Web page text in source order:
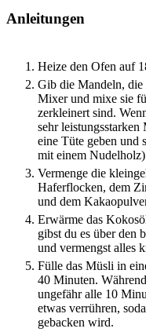
Anleitungen
Heize den Ofen auf
Gib die Mandeln, die
Mixer und mixe sie
zerkleinert sind.
sehr
eine Tüte geben und
mit einem
Vermenge die
Haferflocken, dem
und dem
Erwärme das
gibst du es über den
und vermengst alles
Fülle das Müsli in
40 Minuten.
ungefähr alle 10
etwas verrühren,
gebacken wird.